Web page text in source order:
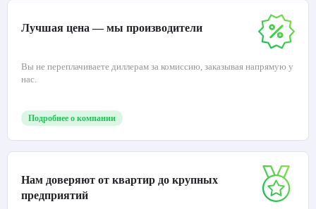
Лучшая цена — мы производители
Вы не переплачиваете диллерам за комиссию, заказывая напрямую у
нас.
Подробнее о компании
Нам доверяют от квартир до крупных
предприятий